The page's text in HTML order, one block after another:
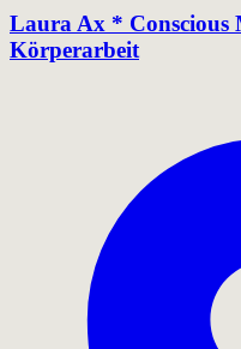
Laura Ax * Conscious
Körperarbeit